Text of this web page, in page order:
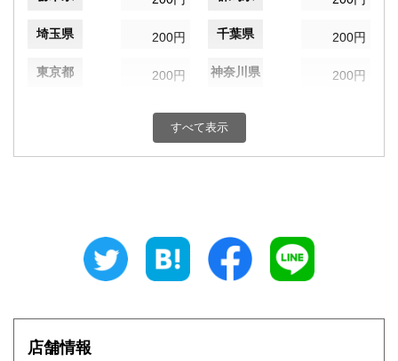
埼玉県 200円 千葉県 200円
東京都 200円 神奈川県 200円
200円 富山県
200円 三重県
大阪府
すべて表示
店舗情報